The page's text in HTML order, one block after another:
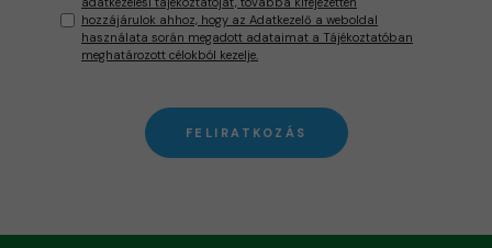
hozzájárulok ahhoz, hogy az Adatkezelő a weboldal
használata során megadott adataimat a Tájékoztatóban
meghatározott célokból kezelje.
FELIRATKOZÁS